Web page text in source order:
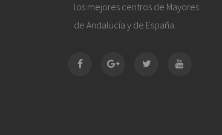
los mejores centros de Mayores
de Andalucía y de España.